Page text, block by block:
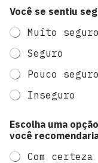
Você se sentiu
Muito seguro
Seguro
Pouco seguro
Inseguro
Escolha uma
você
Com certeza